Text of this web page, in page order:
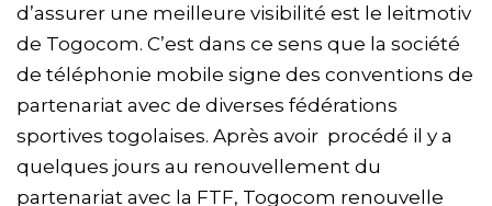
d’assurer une meilleure visibilité est le leitmotiv
de Togocom. C’est dans ce sens que la société
de téléphonie mobile signe des conventions de
partenariat avec de diverses fédérations
sportives togolaises. Après avoir procédé il y a
quelques jours au renouvellement du
partenariat avec la FTF, Togocom renouvelle